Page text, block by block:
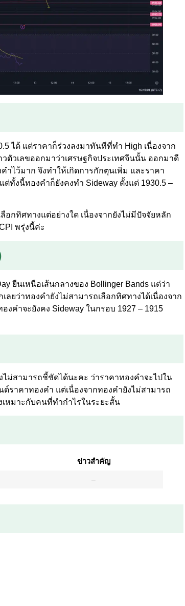
ได้ แต่ราคาก็ร่วงลงมาทันทีที่ทำ High เนื่องจาก
ตัวเลขออกมาว่าเศรษฐกิจประเทศจีนนั้น ออกมาดี
ำไว้มาก จึงทำให้เกิดการกักตุนเพิ่ม และราคา
ทั้งนี้ทองคำก็ยังคงทำ Sideway ตั้งแต่ 1930.5 –
กทิศทางแต่อย่างใด เนื่องจากยังไม่มีปัจจัยหลัก
พรุ่งนี้ค่ะ
ยืนเหนือเส้นกลางของ Bollinger Bands แต่ว่า
ลยว่าทองคำยังไม่สามารถเลือกทิศทางได้เนื่องจาก
คำจะยังคง Sideway ในกรอบ 1927 – 1915
ม่สามารถชี้ชัดได้นะคะ ว่าราคาทองคำจะไปใน
ราคาทองคำ แต่เนื่องจากทองคำยังไม่สามารถ
หมาะกับคนที่ทำกำไรในระยะสั้น
ข่าวสำคัญ
–